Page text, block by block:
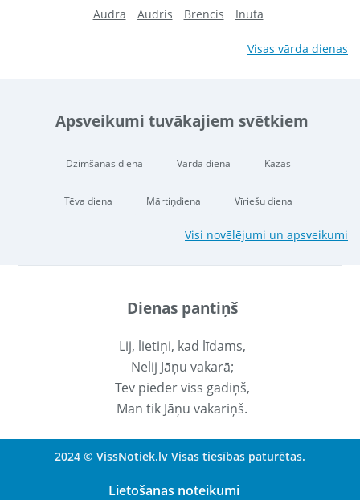
Audra Audris Brencis Inuta
Visas vārda dienas
Apsveikumi tuvākajiem svētkiem
Dzimšanas diena Vārda diena Kāzas
Tēva diena Mārtiņdiena Vīriešu diena
Visi novēlējumi un apsveikumi
Dienas pantiņš
Lij, lietiņi, kad līdams,
Nelij Jāņu vakarā;
Tev pieder viss gadiņš,
Man tik Jāņu vakariņš.
2024 © VissNotiek.lv Visas tiesības paturētas.
Lietošanas noteikumi